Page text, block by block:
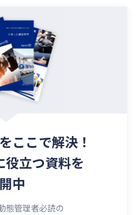
ここで解決！
役立つ資料を
中
態管理者必読の